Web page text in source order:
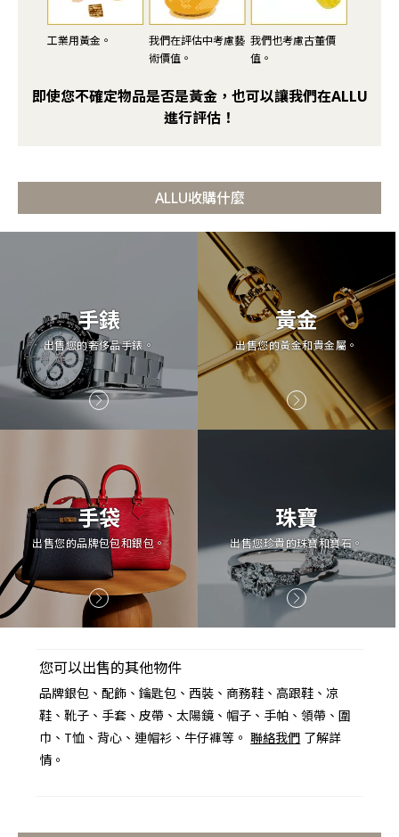
工業用黃金。
我們在評估中考慮藝
術價值。
我們也考慮古董價
值。
即使您不確定物品是否是黃金，也可以讓我們在ALLU
進行評估！
ALLU收購什麼
手錶
出售您的奢侈品手錶。
黃金
出售您的黃金和貴金屬。
手袋
出售您的品牌包包和銀包。
珠寶
出售您珍貴的珠寶和寶石。
您可以出售的其他物件
品牌銀包、配飾、鑰匙包、西裝、商務鞋、高跟鞋、凉
鞋、靴子、手套、皮帶、太陽鏡、帽子、手帕、領帶、圍
巾、T恤、背心、連帽衫、牛仔褲等。聯絡我們 了解詳
情。